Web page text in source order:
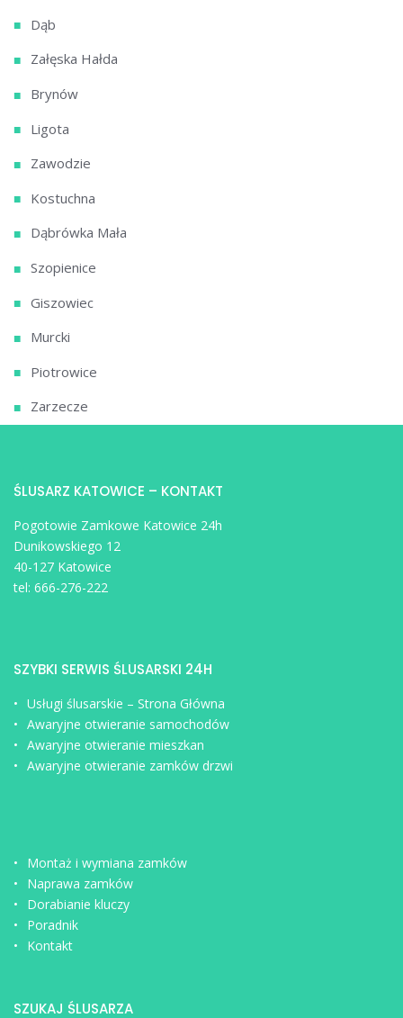
Dąb
Załęska Hałda
Brynów
Ligota
Zawodzie
Kostuchna
Dąbrówka Mała
Szopienice
Giszowiec
Murcki
Piotrowice
Zarzecze
ŚLUSARZ KATOWICE – KONTAKT
Pogotowie Zamkowe Katowice 24h
Dunikowskiego 12
40-127 Katowice
tel: 666-276-222
SZYBKI SERWIS ŚLUSARSKI 24H
Usługi ślusarskie – Strona Główna
Awaryjne otwieranie samochodów
Awaryjne otwieranie mieszkan
Awaryjne otwieranie zamków drzwi
Montaż i wymiana zamków
Naprawa zamków
Dorabianie kluczy
Poradnik
Kontakt
SZUKAJ ŚLUSARZA